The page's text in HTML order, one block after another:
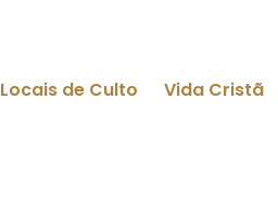
Locais de Culto Vida Cristã